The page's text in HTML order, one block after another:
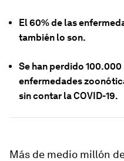
El 60% de las
también lo son.
Se han perdido
enfermedades
sin contar la COVID-19.
Más de medio millón